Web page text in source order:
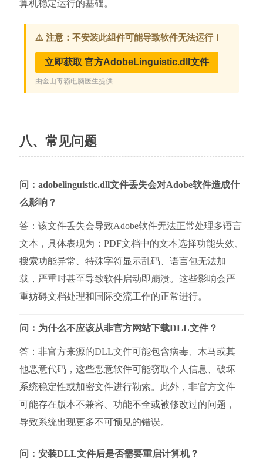
算机稳定运行的基础。
八、常见问题
问：adobelinguistic.dll文件丢失会对Adobe软件造成什
么影响？
答：该文件丢失会导致Adobe软件无法正常处理多语言
文本，具体表现为：PDF文档中的文本选择功能失效、
搜索功能异常、特殊字符显示乱码、语言包无法加
载，严重时甚至导致软件启动即崩溃。这些影响会严
重妨碍文档处理和国际交流工作的正常进行。
问：为什么不应该从非官方网站下载DLL文件？
答：非官方来源的DLL文件可能包含病毒、木马或其
他恶意代码，这些恶意软件可能窃取个人信息、破坏
系统稳定性或加密文件进行勒索。此外，非官方文件
可能存在版本不兼容、功能不全或被修改过的问题，
导致系统出现更多不可预见的错误。
问：安装DLL文件后是否需要重启计算机？